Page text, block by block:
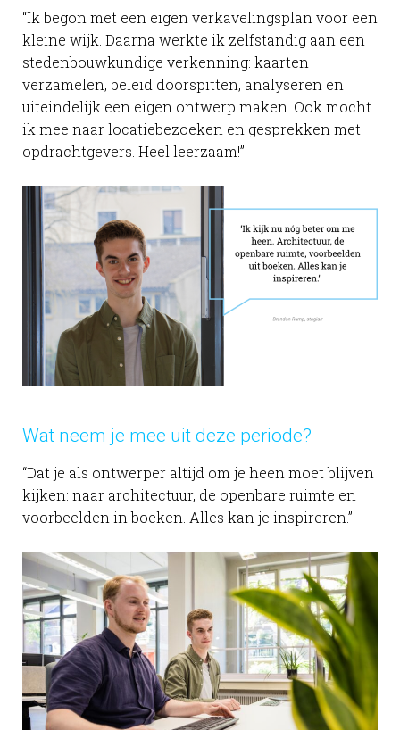
“Ik begon met een eigen verkavelingsplan voor een
kleine wijk. Daarna werkte ik zelfstandig aan een
stedenbouwkundige verkenning: kaarten
verzamelen, beleid doorspitten, analyseren en
uiteindelijk een eigen ontwerp maken. Ook mocht
ik mee naar locatiebezoeken en gesprekken met
opdrachtgevers. Heel leerzaam!”
Wat neem je mee uit deze periode?
“Dat je als ontwerper altijd om je heen moet blijven
kijken: naar architectuur, de openbare ruimte en
voorbeelden in boeken. Alles kan je inspireren.”